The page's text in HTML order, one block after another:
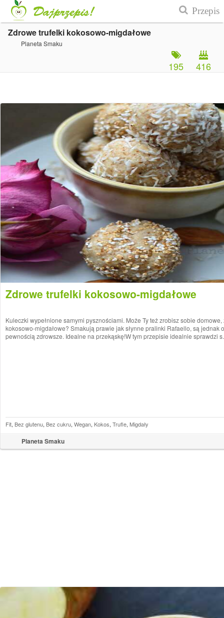
Zdrowe trufelki kokosowo-migdałowe
Planeta Smaku
416
195
Zdrowe trufelki kokosowo-migdałowe
Kuleczki wypełnione samymi pysznościami. Może Ty też zrobisz sobie
kokosowo-migdałowe? Smakują prawie jak słynne pralinki Rafaello, są jednak
pewnością zdrowsze. Idealne na przekąskę!W tym przepisie idealnie sprawdzi
Planeta Smaku
Fit, Bez glutenu, Bez cukru, Wegan, Kokos, Trufle, Migdały